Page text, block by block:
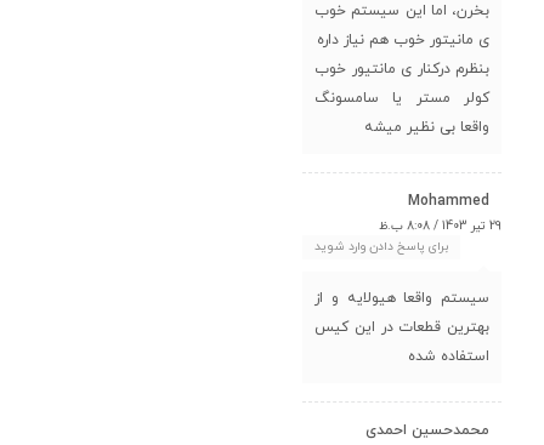
بخرن، اما این سیستم خوب
ی مانیتور خوب هم نیاز داره
بنظرم درکنار ی مانتیور خوب
کولر مستر یا سامسونگ
واقعا بی نظیر میشه
Mohammed
29 تیر 1403 / 8:08 ب.ظ
برای پاسخ دادن وارد شوید
سیستم واقعا هیولایه و از
بهترین قطعات در این کیس
استفاده شده
محمدحسین احمدی